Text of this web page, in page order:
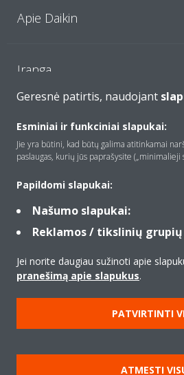
Apie Daikin
Įranga
Kontaktas
Copyright ©
Duomenų apsaugos politika
Geresnė patirtis, naudojant
Esminiai ir funkciniai slapukai:
Jie yra būtini, kad būtų galima atitinkamai
paslaugas, kurių jūs paprašysite („minimalieji
Papildomi slapukai:
Našumo slapukai:
Reklamos / tikslinių
Jei norite daugiau sužinoti apie
pranešimą apie slapukus.
PATVIRTINTI
ATMESTI